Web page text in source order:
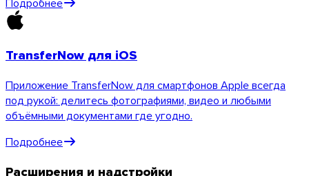
TransferNow для iOS
Приложение TransferNow для смартфонов Apple всегда
под рукой: делитесь фотографиями, видео и любыми
объёмными документами где угодно.
Подробнее
Расширения и надстройки